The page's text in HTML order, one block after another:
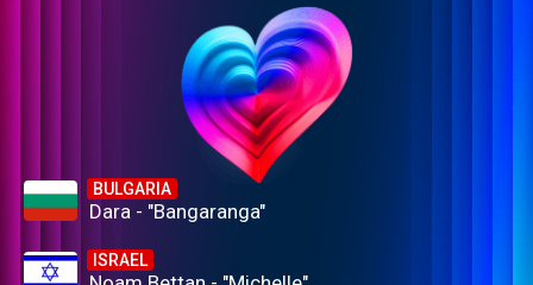
BULGARIA
Dara - "Bangaranga"
ISRAEL